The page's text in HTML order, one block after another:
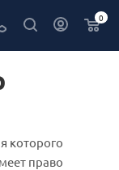
0
которого
право